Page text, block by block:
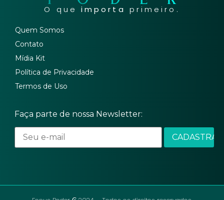
O que importa primeiro.
Quem Somos
Contato
Mídia Kit
Política de Privacidade
Termos de Uso
Faça parte de nossa Newsletter: